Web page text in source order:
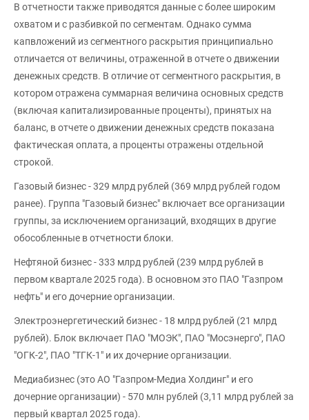
В отчетности также приводятся данные с более широким
охватом и с разбивкой по сегментам. Однако сумма
капвложений из сегментного раскрытия принципиально
отличается от величины, отраженной в отчете о движении
денежных средств. В отличие от сегментного раскрытия, в
котором отражена суммарная величина основных средств
(включая капитализированные проценты), принятых на
баланс, в отчете о движении денежных средств показана
фактическая оплата, а проценты отражены отдельной
строкой.
Газовый бизнес - 329 млрд рублей (369 млрд рублей годом
ранее). Группа "Газовый бизнес" включает все организации
группы, за исключением организаций, входящих в другие
обособленные в отчетности блоки.
Нефтяной бизнес - 333 млрд рублей (239 млрд рублей в
первом квартале 2025 года). В основном это ПАО "Газпром
нефть" и его дочерние организации.
Электроэнергетический бизнес - 18 млрд рублей (21 млрд
рублей). Блок включает ПАО "МОЭК", ПАО "Мосэнерго", ПАО
"ОГК-2", ПАО "ТГК-1" и их дочерние организации.
Медиабизнес (это АО "Газпром-Медиа Холдинг" и его
дочерние организации) - 570 млн рублей (3,11 млрд рублей за
первый квартал 2025 года).